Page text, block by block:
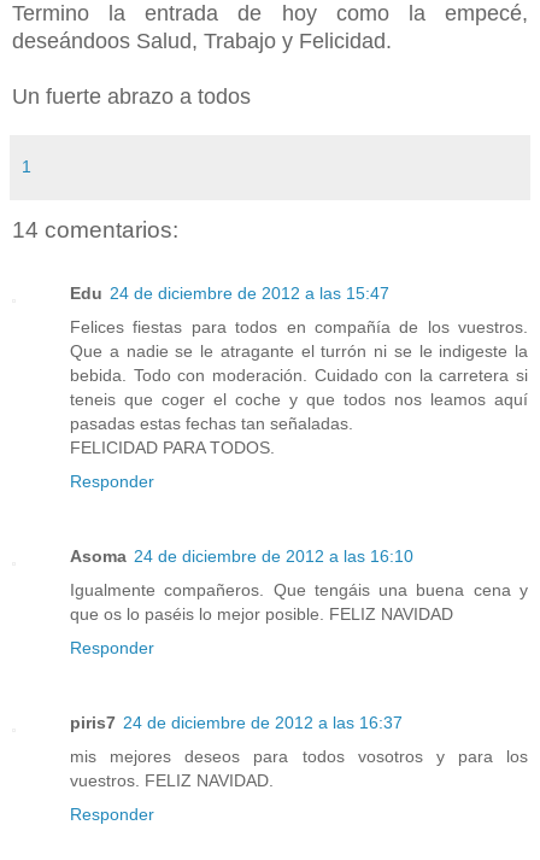
Termino la entrada de hoy como la empecé,
deseándoos Salud, Trabajo y Felicidad.
Un fuerte abrazo a todos
1
14 comentarios:
Edu 24 de diciembre de 2012 a las 15:47
Felices fiestas para todos en compañía de los vuestros.
Que a nadie se le atragante el turrón ni se le indigeste la
bebida. Todo con moderación. Cuidado con la carretera si
teneis que coger el coche y que todos nos leamos aquí
pasadas estas fechas tan señaladas.
FELICIDAD PARA TODOS.
Responder
Asoma 24 de diciembre de 2012 a las 16:10
Igualmente compañeros. Que tengáis una buena cena y
que os lo paséis lo mejor posible. FELIZ NAVIDAD
Responder
piris7 24 de diciembre de 2012 a las 16:37
mis mejores deseos para todos vosotros y para los
vuestros. FELIZ NAVIDAD.
Responder